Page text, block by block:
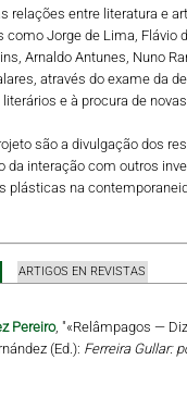
relações entre literatura e
Jorge de Lima, Flávio
Arnaldo Antunes, Nuno
através do exame da
e à procura de
são a divulgação dos
da interação com outros
plásticas na
ARTIGOS EN REVISTAS
Pereiro, "«Relâmpagos —
(Ed.): Ferreira Gullar: